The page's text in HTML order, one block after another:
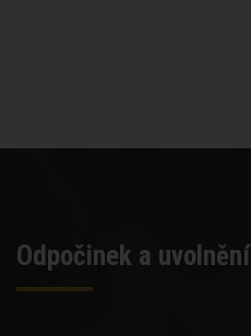
Odpočinek a uvolnění